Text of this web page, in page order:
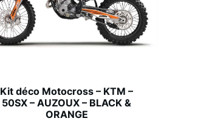
Kit déco Motocross – KTM –
50SX – AUZOUX – BLACK &
ORANGE